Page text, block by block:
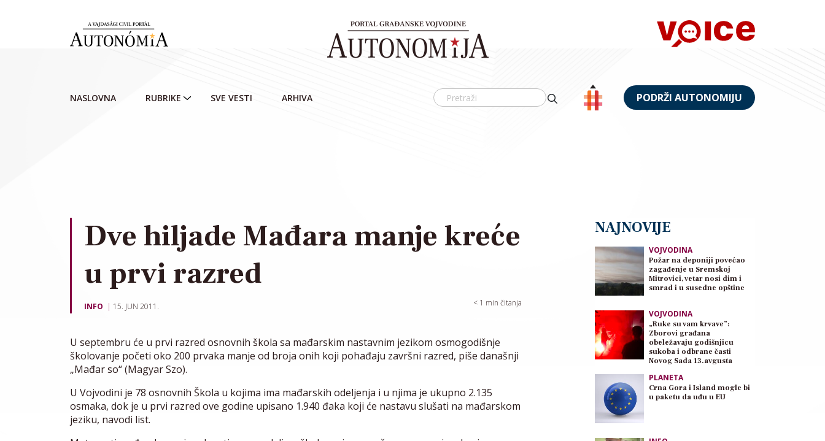
NASLOVNA RUBRIKE SVE VESTI ARHIVA PODRŽI AUTONOMIJU
Dve hiljade Mađara manje kreće
u prvi razred
INFO 15. JUN 2011. < 1 min čitanja
U septembru će u prvi razred osnovnih škola sa mađarskim nastavnim jezikom osmogodišnje
školovanje početi oko 200 prvaka manje od broja onih koji pohađaju završni razred, piše današnji
„Mađar so“ (Magyar Szo).
U Vojvodini je 78 osnovnih Škola u kojima ima mađarskih odeljenja i u njima je ukupno 2.135
osmaka, dok je u prvi razred ove godine upisano 1.940 đaka koji će nastavu slušati na mađarskom
jeziku, navodi list.
NAJNOVIJE
VOJVODINA
Požar na deponiji povećao
zagađenje u Sremskoj
Mitrovici, vetar nosi dim i
smrad i u susedne opštine
VOJVODINA
„Ruke su vam krvave”:
Zborovi građana
obeležavaju godišnjicu
sukoba i odbrane časti
Novog Sada 13.avgusta
PLANETA
Crna Gora i Island mogle bi
u paketu da uđu u EU